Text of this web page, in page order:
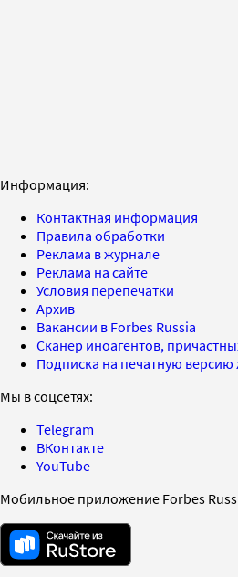
Информация:
Контактная информация
Правила обработки
Реклама в журнале
Реклама на сайте
Условия перепечатки
Архив
Вакансии в Forbes Russia
Сканер иноагентов,
Подписка на печатную версию
Мы в соцсетях:
Telegram
ВКонтакте
YouTube
Мобильное приложение Forbes